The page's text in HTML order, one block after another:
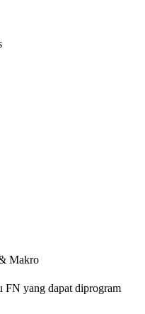
Makro
yang dapat diprogram